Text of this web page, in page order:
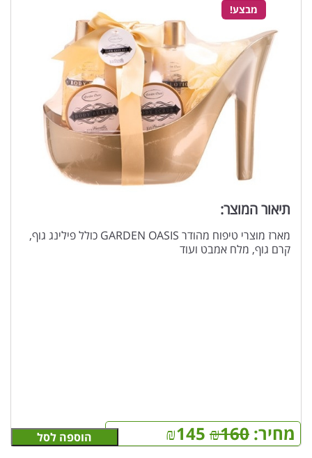
מבצע!
תיאור המוצר:
מארז מוצרי טיפוח מהודר GARDEN OASIS כולל פילינג גוף,
קרם גוף, מלח אמבט ועוד
מחיר: ₪160
₪145 הוספה לסל